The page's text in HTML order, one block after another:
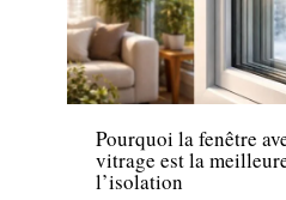
Travaux
Pourquoi la fenêtre
vitrage est la
l’isolation